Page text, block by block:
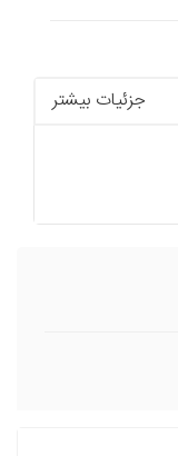
جزئیات بیشتر